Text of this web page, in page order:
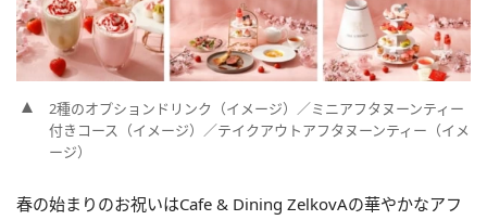
2種のオプションドリンク（イメージ）／ミニアフタヌーンティー
付きコース（イメージ）／テイクアウトアフタヌーンティー（イメ
ージ）
春の始まりのお祝いはCafe & Dining ZelkovAの華やかなアフ